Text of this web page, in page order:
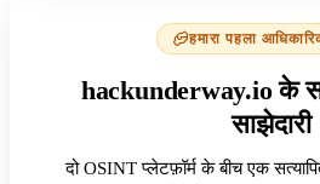
हमारा पहला
hackunderway.io के
साझेदारी
दो OSINT प्लेटफ़ॉर्म के बीच एक